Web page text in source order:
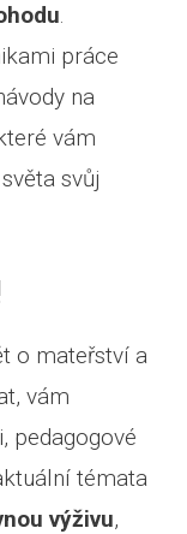
.
práce
na
vám
svůj
o mateřství a
vám
pedagogové
témata
výživu,